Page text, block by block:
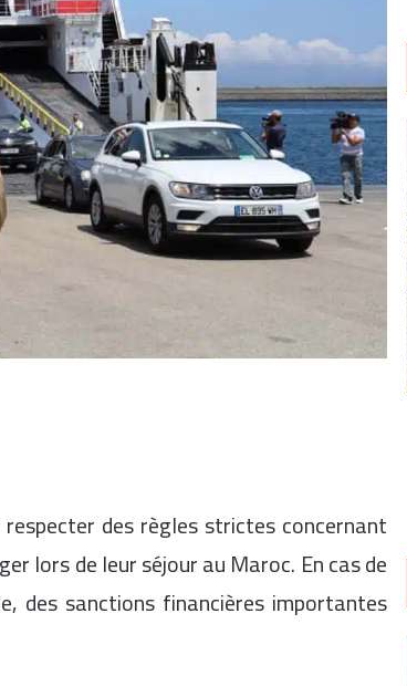
des règles strictes concernant
lors de leur séjour au Maroc. En cas de
des sanctions financières importantes